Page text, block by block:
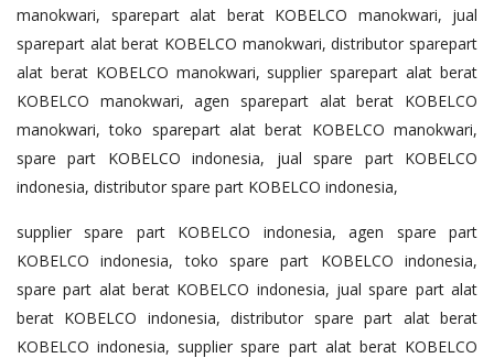
manokwari, sparepart alat berat KOBELCO manokwari, jual
sparepart alat berat KOBELCO manokwari, distributor sparepart
alat berat KOBELCO manokwari, supplier sparepart alat berat
KOBELCO manokwari, agen sparepart alat berat KOBELCO
manokwari, toko sparepart alat berat KOBELCO manokwari,
spare part KOBELCO indonesia, jual spare part KOBELCO
indonesia, distributor spare part KOBELCO indonesia,
supplier spare part KOBELCO indonesia, agen spare part
KOBELCO indonesia, toko spare part KOBELCO indonesia,
spare part alat berat KOBELCO indonesia, jual spare part alat
berat KOBELCO indonesia, distributor spare part alat berat
KOBELCO indonesia, supplier spare part alat berat KOBELCO